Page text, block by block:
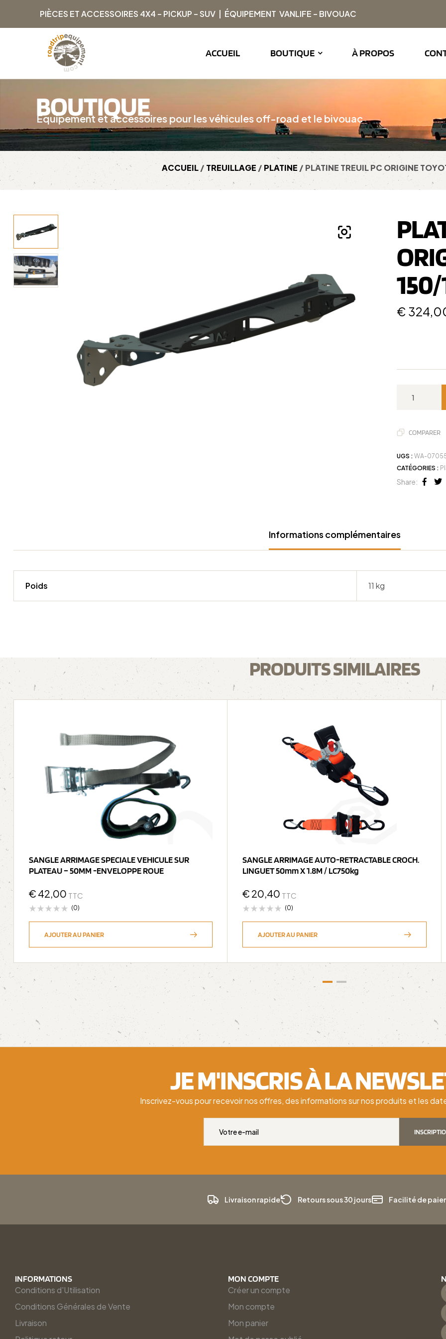
PIÈCES ET ACCESSOIRES 4X4 – PICKUP – SUV | ÉQUIPEMENT VANLIFE – BIVOUAC
ACCUEIL BOUTIQUE À PROPOS
BOUTIQUE
Équipement et accessoires pour les véhicules off-road et le bivouac
ACCUEIL/TREUILLAGE / PLATINE / PLATINE TREUIL PC ORIGINE
150/
€
COMPARER
UGS : WA-
CATÉGORIES :
Share:
Informations complémentaires
Poids 11 kg
PRODUITS SIMILAIRES
SANGLE ARRIMAGE SPECIALE VEHICULE SUR
PLATEAU – 50MM -ENVELOPPE ROUE
€ 42,00 TTC
(0)
AJOUTER AU PANIER
SANGLE ARRIMAGE AUTO-RETRACTABLE CROCH.
LINGUET 50mm X 1.8M / LC750kg
€ 20,40 TTC
(0)
AJOUTER AU PANIER
JE M'INSCRIS À LA
Inscrivez-vous pour recevoir nos offres, des informations sur nos produits et les
Livraison rapide Retours sous 30 jours Facilité de
INFORMATIONS
Conditions d'Utilisation
Conditions Générales de Vente
Livraison
MON COMPTE
Créer un compte
Mon compte
Mon panier